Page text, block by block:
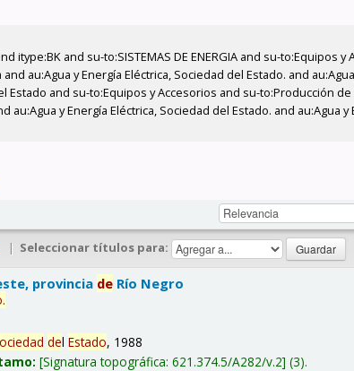
and su-to:SISTEMAS DE ENERGIA and su-to:Equipos y
au:Agua y Energía Eléctrica, Sociedad del Estado. and
and su-to:Equipos y Accesorios and su-to:Producción
y Energía Eléctrica, Sociedad del Estado. and au:Agua y
| Seleccionar títulos para:
provincia de Río Negro
.
delEstado, 1988
Signatura topográfica:621.374.5/A282/v.2 (3).